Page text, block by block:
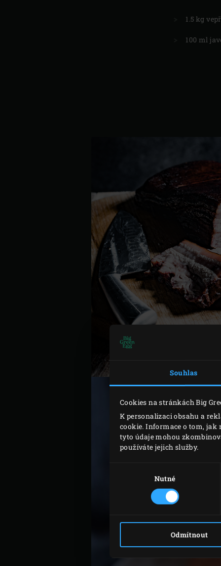
Souhlas
Cookies na stránkách Big
K personalizaci obsahu a
cookie. Informace o tom, jak
tyto údaje mohou
používáte jejich služby.
Nutné
Odmítnout
1.5 kg
100 ml